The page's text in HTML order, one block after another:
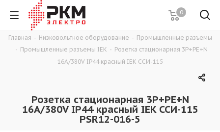
0
Главная - Низковольтное оборудование - Промышленные разъемы
- Промышленные разъемы IEK - Розетка стационарная 3P+РЕ+N
16A/380V IP44 красный IEK ССИ-115
Розетка стационарная 3P+РЕ+N
16A/380V IP44 красный IEK ССИ-115
PSR12-016-5